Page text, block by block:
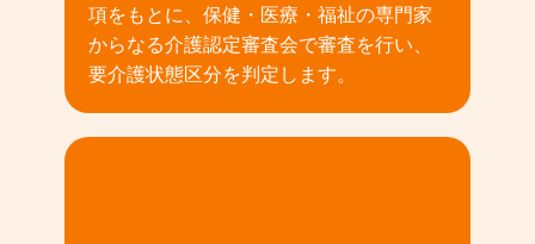
項をもとに、保健・医療・福祉の専門家
からなる介護認定審査会で審査を行い、
要介護状態区分を判定します。